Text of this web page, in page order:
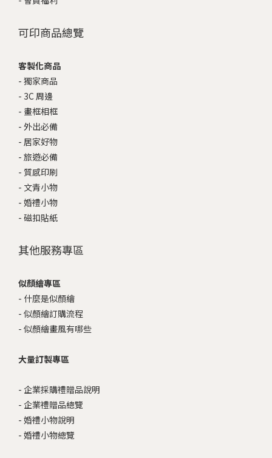
可印商品總覽
客製化商品
- 獨家商品
- 3C 周邊
- 畫框相框
- 外出必備
- 居家好物
- 旅遊必備
- 質感印刷
- 文青小物
- 婚禮小物
- 磁扣貼紙
其他服務專區
似顏繪專區
- 什麼是似顏繪
- 似顏繪訂購流程
- 似顏繪畫風有哪些
大量訂製專區
- 企業採購禮贈品說明
- 企業禮贈品總覽
- 婚禮小物說明
- 婚禮小物總覽